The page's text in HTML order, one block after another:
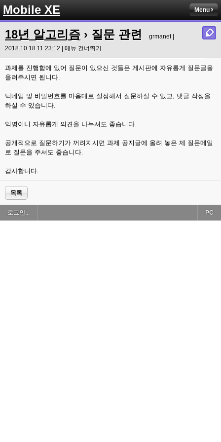
Mobile XE Menu
18년 알고리즘 › 질문 관련
grmanet |
2018.10.18 11:23:12 | 메뉴 건너뛰기
과제를 진행함에 있어 질문이 있으신 것들은 게시판에 자유롭게 질문글을
올려주시면 됩니다.
닉네임 및 비밀번호를 마음대로 설정해서 질문하실 수 있고, 댓글 작성을
하실 수 있습니다.
익명이니 자유롭게 의견을 나누셔도 좋습니다.
공개적으로 질문하기가 꺼려지시면 과제 공지글에 올려 놓은 제 질문메일
로 질문을 주셔도 좋습니다.
감사합니다.
목록
로그인... PC